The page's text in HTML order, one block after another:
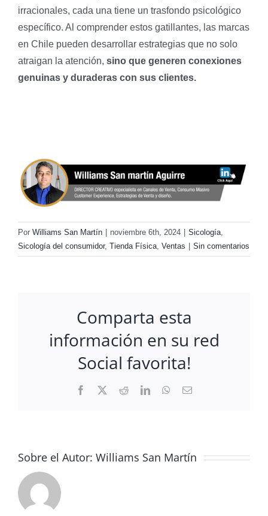
irracionales, cada una tiene un trasfondo psicológico
específico. Al comprender estos gatillantes, las marcas
en Chile pueden desarrollar estrategias que no solo
atraigan la atención, sino que generen conexiones
genuinas y duraderas con sus clientes.
Por Williams San Martín noviembre 6th, 2024 Sicología,
Sicología del consumidor, Tienda Física, Ventas Sin comentarios
Comparta esta
información en su red
Social favorita!
Facebook RedditLinkedInWhatsApp
Correo
Sobre el Autor: Williams San Martín